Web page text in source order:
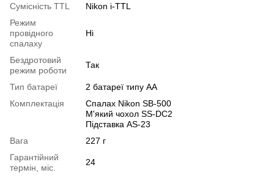
Сумісність TTL
Nikon i-TTL
Режим
провідного
спалаху
Ні
Бездротовий
режим роботи
Так
Тип батареї
2 батареї типу АА
Комплектація
Спалах Nikon SB-500
М'який чохол SS-DC2
Підставка AS-23
Вага
227 г
Гарантійний
термін, міс.
24